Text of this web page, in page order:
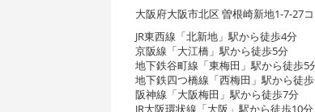
大阪府大阪市北区 曽根崎新地1-7-27
JR東西線「北新地」駅から徒歩4分
京阪線「大江橋」駅から徒歩5分
地下鉄谷町線「東梅田」駅から徒歩5
地下鉄四つ橋線「西梅田」駅から徒
阪神線「大阪梅田」駅から徒歩7分
JR大阪環状線「大阪」駅から徒歩10分